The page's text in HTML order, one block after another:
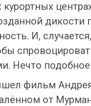
И,
Нечто
фильм
от